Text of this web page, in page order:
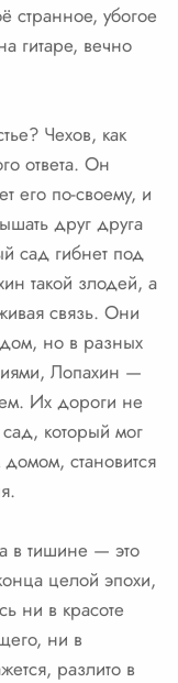
странное, убогое
гитаре, вечно
Чехов, как
ответа. Он
его по-своему, и
друг друга
сад гибнет под
такой злодей, а
связь. Они
но в разных
Лопахин —
Их дороги не
который мог
становится
в тишине — это
целой эпохи,
ни в красоте
ни в
разлито в